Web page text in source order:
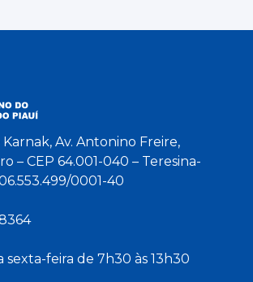
Av. Antonino Freire,
– CEP 64.001-040 – Teresina-
0001-40
sexta-feira de 7h30 às 13h30